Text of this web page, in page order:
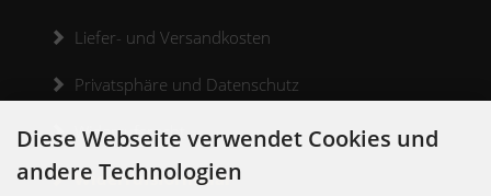
Liefer- und Versandkosten
Privatsphäre und Datenschutz
Widerrufsrecht
Widerrufsformular
Diese Webseite verwendet Cookies und
andere Technologien